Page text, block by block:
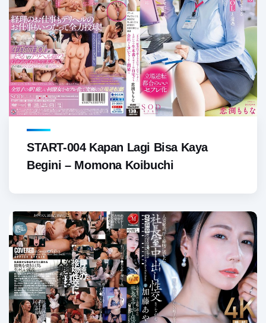
START-004 Kapan Lagi Bisa Kaya
Begini – Momona Koibuchi